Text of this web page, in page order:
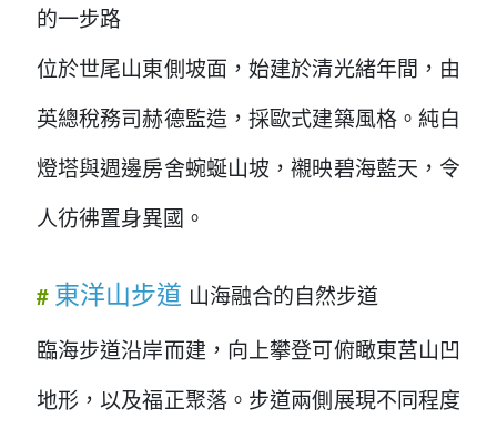
的一步路
位於世尾山東側坡面，始建於清光緒年間，由
英總稅務司赫德監造，採歐式建築風格。純白
燈塔與週邊房舍蜿蜒山坡，襯映碧海藍天，令
人彷彿置身異國。
# 東洋山步道 山海融合的自然步道
臨海步道沿岸而建，向上攀登可俯瞰東莒山凹
地形，以及福正聚落。步道兩側展現不同程度